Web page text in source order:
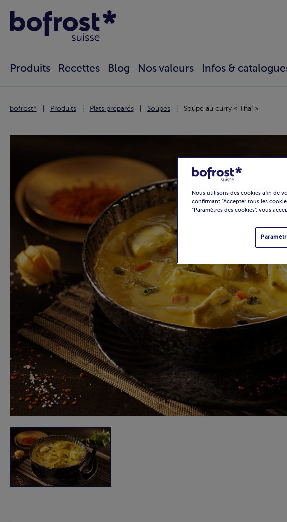
Produits Recettes Blog Nos valeurs Infos &
bofrost* Produits Plats préparés Soupes Soupe au curry « Thaï »
Nous utilisons des cookies afin de
confirmant "Accepter tous les
"Paramètres des cookies", vous